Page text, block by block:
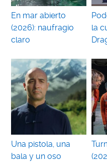
En mar abierto
(2026): naufragio
claro
la
Una pistola, una
bala y un oso